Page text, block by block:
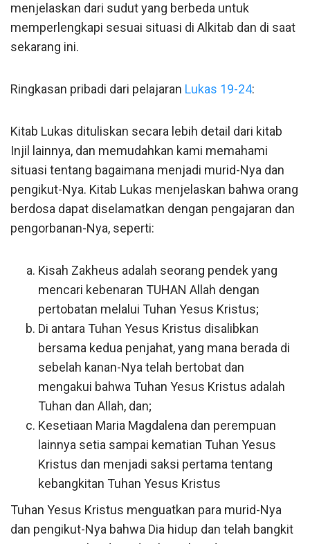
menjelaskan dari sudut yang berbeda untuk
memperlengkapi sesuai situasi di Alkitab dan di saat
sekarang ini.
Ringkasan pribadi dari pelajaran Lukas 19-24:
Kitab Lukas dituliskan secara lebih detail dari kitab
Injil lainnya, dan memudahkan kami memahami
situasi tentang bagaimana menjadi murid-Nya dan
pengikut-Nya. Kitab Lukas menjelaskan bahwa orang
berdosa dapat diselamatkan dengan pengajaran dan
pengorbanan-Nya, seperti:
Kisah Zakheus adalah seorang pendek yang
mencari kebenaran TUHAN Allah dengan
pertobatan melalui Tuhan Yesus Kristus;
Di antara Tuhan Yesus Kristus disalibkan
bersama kedua penjahat, yang mana berada di
sebelah kanan-Nya telah bertobat dan
mengakui bahwa Tuhan Yesus Kristus adalah
Tuhan dan Allah, dan;
Kesetiaan Maria Magdalena dan perempuan
lainnya setia sampai kematian Tuhan Yesus
Kristus dan menjadi saksi pertama tentang
kebangkitan Tuhan Yesus Kristus
Tuhan Yesus Kristus menguatkan para murid-Nya
dan pengikut-Nya bahwa Dia hidup dan telah bangkit